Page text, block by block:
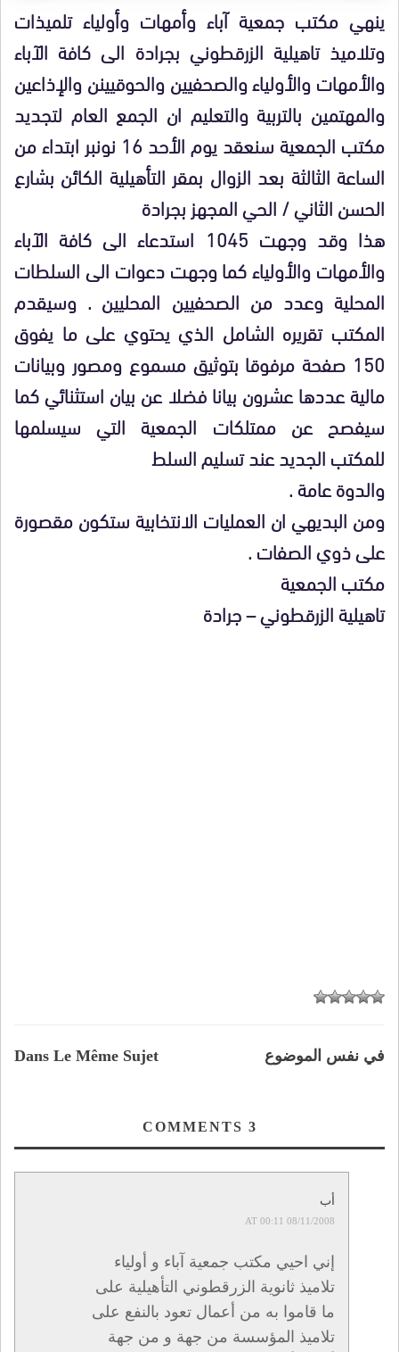
ينهي مكتب جمعية آباء وأمهات وأولياء تلميذات
وتلاميذ تاهيلية الزرقطوني بجرادة الى كافة الآباء
والأمهات والأولياء والصحفيين والحوقيينن والإذاعين
والمهتمين بالتربية والتعليم ان الجمع العام لتجديد
مكتب الجمعية سنعقد يوم الأحد 16 نونبر ابتداء من
الساعة الثالثة بعد الزوال بمقر التأهيلية الكائن بشارع
الحسن الثاني / الحي المجهز بجرادة
هذا وقد وجهت 1045 استدعاء الى كافة الآباء
والأمهات والأولياء كما وجهت دعوات الى السلطات
المحلية وعدد من الصحفيين المحليين . وسيقدم
المكتب تقريره الشامل الذي يحتوي على ما يفوق
150 صفحة مرفوقا بتوثيق مسموع ومصور وبيانات
مالية عددها عشرون بيانا فضلا عن بيان استثنائي كما
سيفصح عن ممتلكات الجمعية التي سيسلمها
للمكتب الجديد عند تسليم السلط
والدوة عامة .
ومن البديهي ان العمليات الانتخابية ستكون مقصورة
على ذوي الصفات .
مكتب الجمعية
تاهيلية الزرقطوني – جرادة
Dans Le Même Sujet في نفس الموضوع
3
أب
08/11/2008 AT 00:11
إني احيي مكتب جمعية آباء و أولياء
تلاميذ ثانوية الزرقطوني التأهيلية على
ما قاموا به من أعمال تعود بالنفع على
تلاميذ المؤسسة من جهة و من جهة